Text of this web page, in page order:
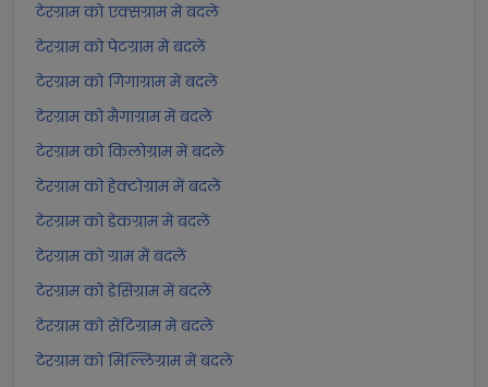
टेरग्राम को एक्सग्राम में बदलें
टेरग्राम को पेटग्राम में बदलें
टेरग्राम को गिगाग्राम में बदलें
टेरग्राम को मैगाग्राम में बदलें
टेरग्राम को किलोग्राम में बदलें
टेरग्राम को हेक्टोग्राम में बदलें
टेरग्राम को डेकग्राम में बदलें
टेरग्राम को ग्राम में बदलें
टेरग्राम को डेसिग्राम में बदलें
टेरग्राम को सेंटिग्राम में बदलें
टेरग्राम को मिल्लिग्राम में बदलें